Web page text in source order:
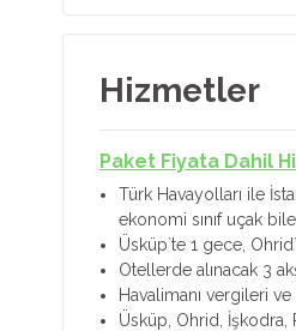
Hizmetler
Paket Fiyata Dahil
Türk Havayolları ile
ekonomi sınıf uçak
Üsküp`te 1 gece,
Otellerde alınacak 3
Havalimanı vergileri
Üsküp, Ohrid, İşkodra,